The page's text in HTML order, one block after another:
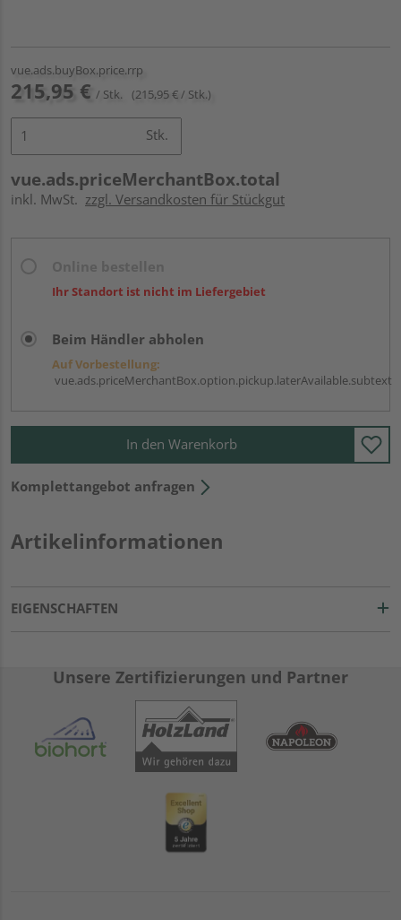
vue.ads.buyBox.price.rrp
215,95 € / Stk. (215,95 € / Stk.)
Stk.
vue.ads.priceMerchantBox.total
inkl. MwSt. zzgl. Versandkosten für Stückgut
Ihr Standort ist nicht im Liefergebiet
Beim Händler abholen
Auf Vorbestellung:
vue.ads.priceMerchantBox.option.pickup.laterAvailable.subtext
In den Warenkorb
Komplettangebot anfragen
Artikelinformationen
EIGENSCHAFTEN
Unsere Zertifizierungen und Partner